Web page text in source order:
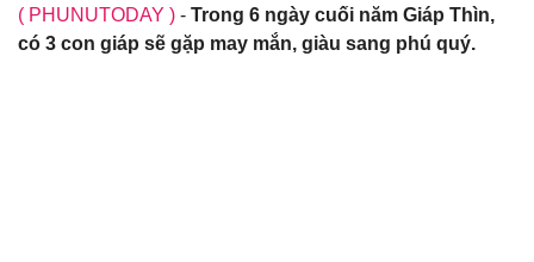
( PHUNUTODAY ) - Trong 6 ngày cuối năm Giáp Thìn,
có 3 con giáp sẽ gặp may mắn, giàu sang phú quý.